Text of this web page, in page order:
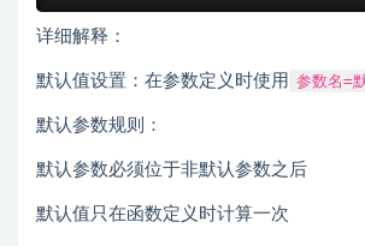
详细解释：
默认值设置：在参数定义时使用 参数名=
默认参数规则：
默认参数必须位于非默认参数之后
默认值只在函数定义时计算一次